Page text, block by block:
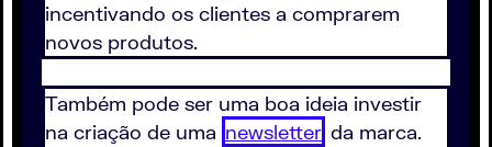
incentivando os clientes a comprarem
novos produtos.
Também pode ser uma boa ideia investir
na criação de uma newsletter da marca.